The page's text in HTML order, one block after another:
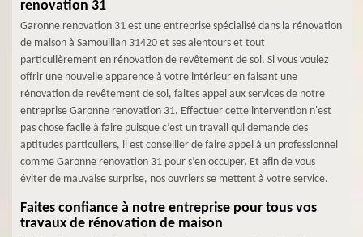
renovation 31
Garonne renovation 31 est une entreprise spécialisé dans la rénovation
de maison à Samouillan 31420 et ses alentours et tout
particulièrement en rénovation de revêtement de sol. Si vous voulez
offrir une nouvelle apparence à votre intérieur en faisant une
rénovation de revêtement de sol, faites appel aux services de notre
entreprise Garonne renovation 31. Effectuer cette intervention n'est
pas chose facile à faire puisque c’est un travail qui demande des
aptitudes particuliers, il est conseiller de faire appel à un professionnel
comme Garonne renovation 31 pour s’en occuper. Et afin de vous
éviter de mauvaise surprise, nos ouvriers se mettent à votre service.
Faites confiance à notre entreprise pour tous vos
travaux de rénovation de maison